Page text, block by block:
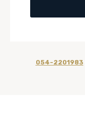
054-2201983